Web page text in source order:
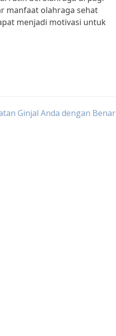
manfaat olahraga sehat
menjadi motivasi untuk
Ginjal Anda dengan Benar